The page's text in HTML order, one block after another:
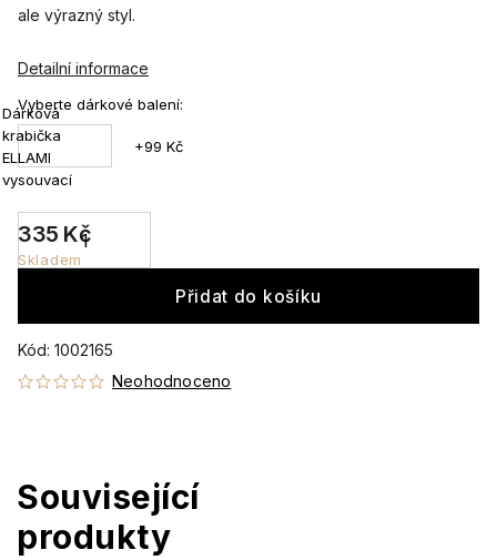
Neohodnoceno
Kód: 1002165
335 Kč
Skladem
Vyberte dárkové balení:
Dárková
krabička
ELLAMI
vysouvací
+99 Kč
Přidat do košíku
ale výrazný styl.
Detailní informace
Související
produkty